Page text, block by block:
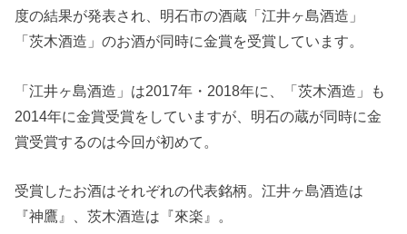
度の結果が発表され、明石市の酒蔵「江井ヶ島酒造」
「茨木酒造」のお酒が同時に金賞を受賞しています。
「江井ヶ島酒造」は2017年・2018年に、「茨木酒造」も
2014年に金賞受賞をしていますが、明石の蔵が同時に金
賞受賞するのは今回が初めて。
受賞したお酒はそれぞれの代表銘柄。江井ヶ島酒造は
『神鷹』、茨木酒造は『來楽』。